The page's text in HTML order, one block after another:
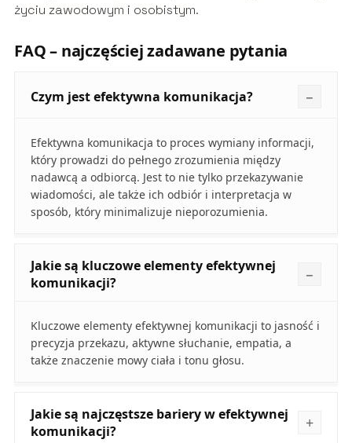
życiu zawodowym i osobistym.
FAQ – najczęściej zadawane pytania
Czym jest efektywna komunikacja?
Efektywna komunikacja to proces wymiany informacji,
który prowadzi do pełnego zrozumienia między
nadawcą a odbiorcą. Jest to nie tylko przekazywanie
wiadomości, ale także ich odbiór i interpretacja w
sposób, który minimalizuje nieporozumienia.
Jakie są kluczowe elementy efektywnej
komunikacji?
Kluczowe elementy efektywnej komunikacji to jasność i
precyzja przekazu, aktywne słuchanie, empatia, a
także znaczenie mowy ciała i tonu głosu.
Jakie są najczęstsze bariery w efektywnej
komunikacji?